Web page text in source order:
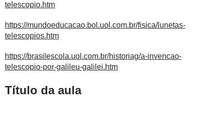
telescopio.htm
https://mundoeducacao.bol.uol.com.br/fisica/lunetas-
telescopios.htm
https://brasilescola.uol.com.br/historiag/a-invencao-
telescopio-por-galileu-galilei.htm
Título da aula